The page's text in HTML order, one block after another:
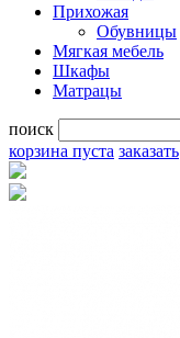
Прихожая
Обувницы
Мягкая мебель
Шкафы
Матрацы
поиск
корзина пуста заказать